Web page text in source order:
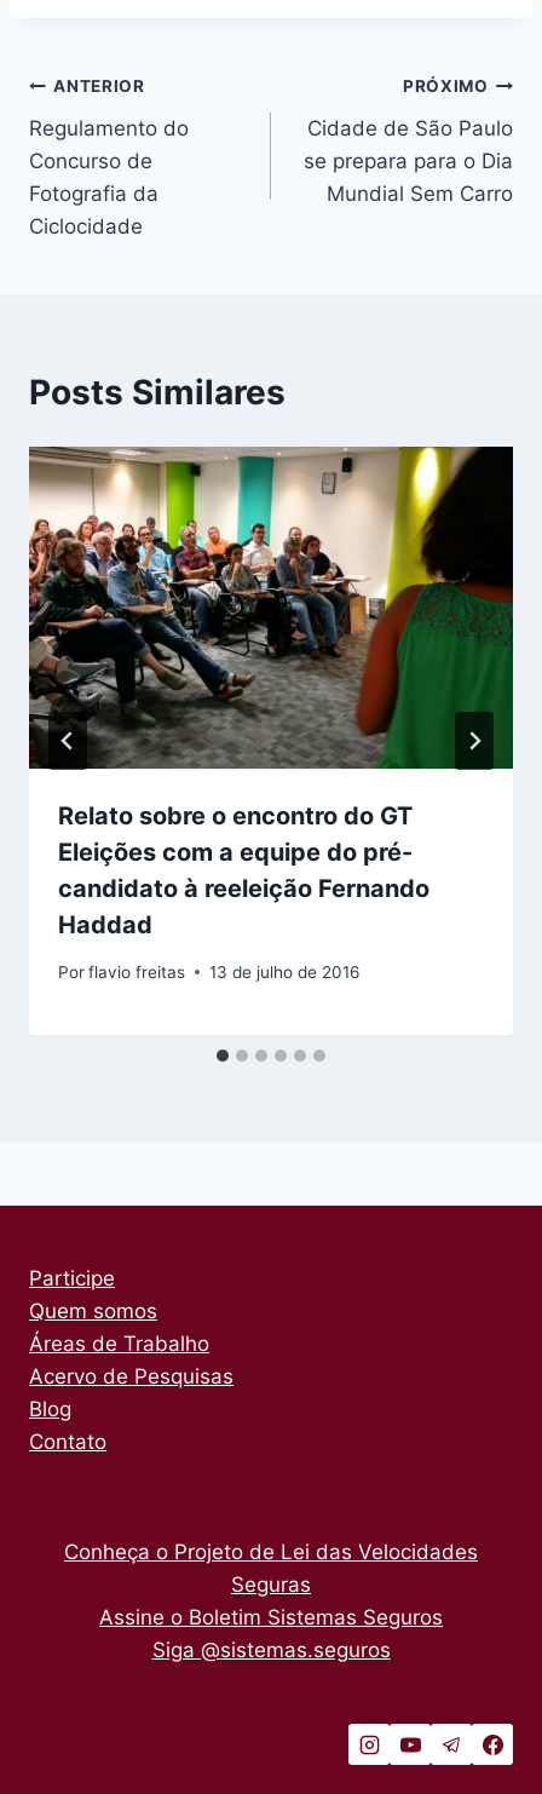
Navegação
de
Post
ANTERIOR
Regulamento do
Concurso de
Fotografia da
Ciclocidade
PRÓXIMO
Cidade de São Paulo
se prepara para o Dia
Mundial Sem Carro
Posts Similares
Relato sobre o encontro do GT
Eleições com a equipe do pré-
candidato à reeleição Fernando
Haddad
Porflavio freitas 13 de julho de 2016
Participe
Quem somos
Áreas de Trabalho
Acervo de Pesquisas
Blog
Contato
Conheça o Projeto de Lei das Velocidades
Seguras
Assine o Boletim Sistemas Seguros
Siga @sistemas.seguros